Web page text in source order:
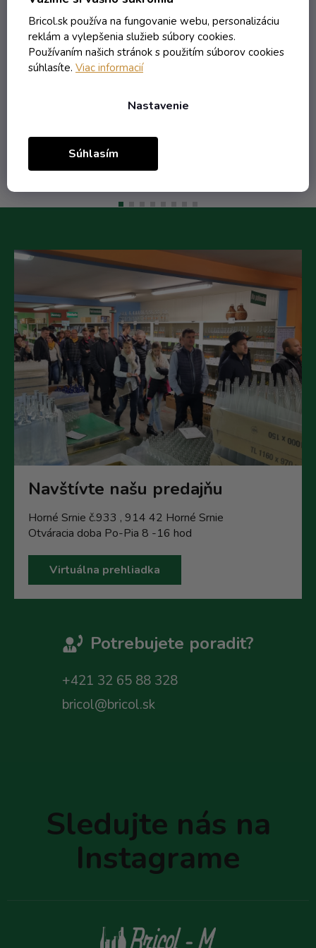
Bricol.sk používa na fungovanie webu, personalizáciu
reklám a vylepšenia služieb súbory cookies.
Používaním našich stránok s použitím súborov cookies
súhlasíte. Viac informacií
Nastavenie
Súhlasím
Skladom
9,89 € vrátane DPH
8,04 €
Navštívte našu predajňu
Horné Srnie č.933 , 914 42 Horné Srnie
Otváracia doba Po-Pia 8 -16 hod
Virtuálna prehliadka
Potrebujete poradit?
+421 32 65 88 328
bricol@bricol.sk
Sledujte nás na
Instagrame